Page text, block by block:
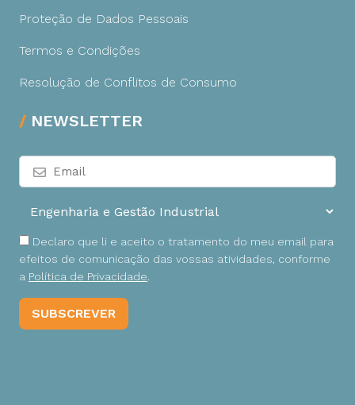
Proteção de Dados Pessoais
Termos e Condições
Resolução de Conflitos de Consumo
NEWSLETTER
Declaro que li e aceito o tratamento do meu email para
efeitos de comunicação das vossas atividades, conforme
a Política de Privacidade